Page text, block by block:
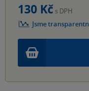
130 Kč s DPH
Jsme